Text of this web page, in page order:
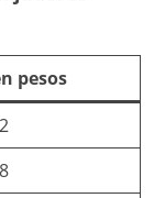
pesos